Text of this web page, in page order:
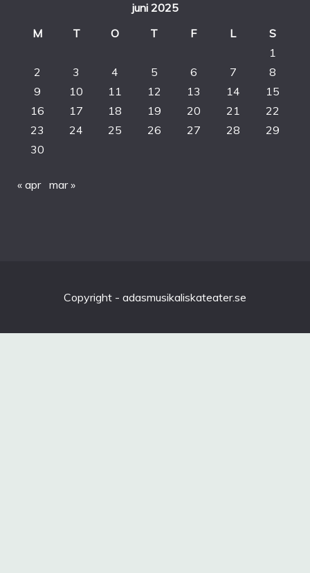
juni 2025
M
T O T F L
S
1
2
3 4 5 6 7
8
9
10 11 12 13 14
15
16
17 18 19 20 21
22
23
24 25 26 27 28
29
30
« apr mar »
Copyright - adasmusikaliskateater.se